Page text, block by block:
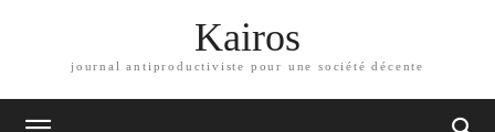
Kairos
journal antiproductiviste pour une société décente